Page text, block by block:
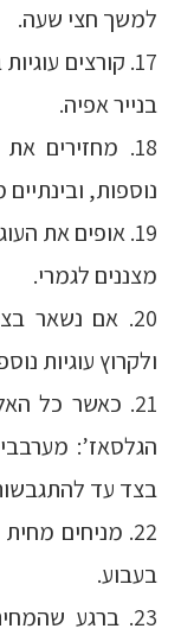
למשך חצי שעה.
17. קורצים
בנייר אפיה.
18. מחזירים
נוספות, ובינתיים
מצננים לגמרי.
20. אם נשאר
ולקרוץ עוגיות
21. כאשר כל
הגלסאז’:
בצד עד
22. מניחים
בעבוע.
23. ברגע